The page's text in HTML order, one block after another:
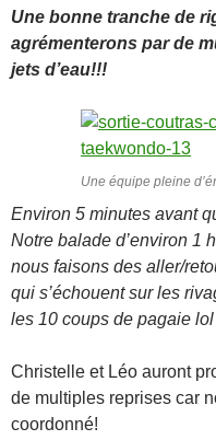
Une bonne tranche de
agrémenterons par de
jets d’eau!!!
Une équipe pleine
Environ 5 minutes avant
Notre balade d’environ 1
nous faisons des aller/
qui s’échouent sur les
les 10 coups de pagaie
Christelle et Léo auront
de multiples reprises car
coordonné!